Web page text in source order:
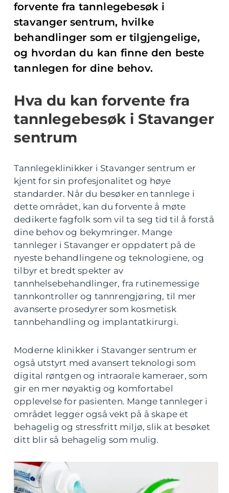
forvente fra tannlegebesøk i
stavanger sentrum, hvilke
behandlinger som er tilgjengelige,
og hvordan du kan finne den beste
tannlegen for dine behov.
Hva du kan forvente fra
tannlegebesøk i Stavanger
sentrum
Tannlegeklinikker i Stavanger sentrum er
kjent for sin profesjonalitet og høye
standarder. Når du besøker en tannlege i
dette området, kan du forvente å møte
dedikerte fagfolk som vil ta seg tid til å forstå
dine behov og bekymringer. Mange
tannleger i Stavanger er oppdatert på de
nyeste behandlingene og teknologiene, og
tilbyr et bredt spekter av
tannhelsebehandlinger, fra rutinemessige
tannkontroller og tannrengjøring, til mer
avanserte prosedyrer som kosmetisk
tannbehandling og implantatkirurgi.
Moderne klinikker i Stavanger sentrum er
også utstyrt med avansert teknologi som
digital røntgen og intraorale kameraer, som
gir en mer nøyaktig og komfortabel
opplevelse for pasienten. Mange tannleger i
området legger også vekt på å skape et
behagelig og stressfritt miljø, slik at besøket
ditt blir så behagelig som mulig.